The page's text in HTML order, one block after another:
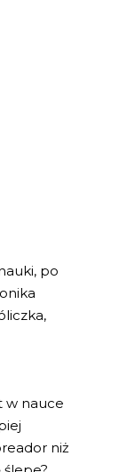
po
w nauce
niż